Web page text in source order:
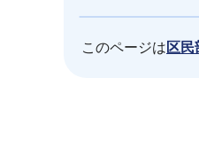
このページは 区